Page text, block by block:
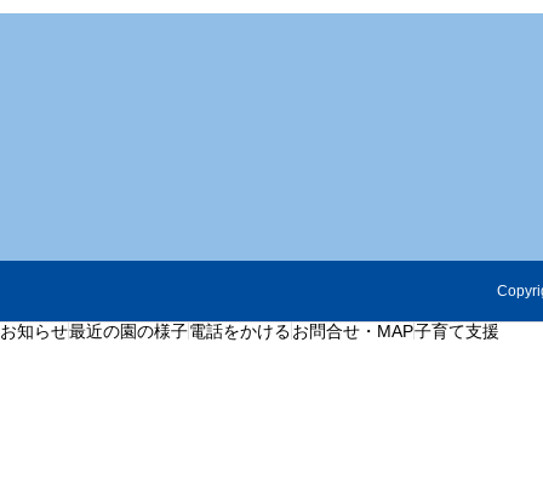
お知らせ最近の園の様子電話をかけるお問合せ・MAP子育て支援